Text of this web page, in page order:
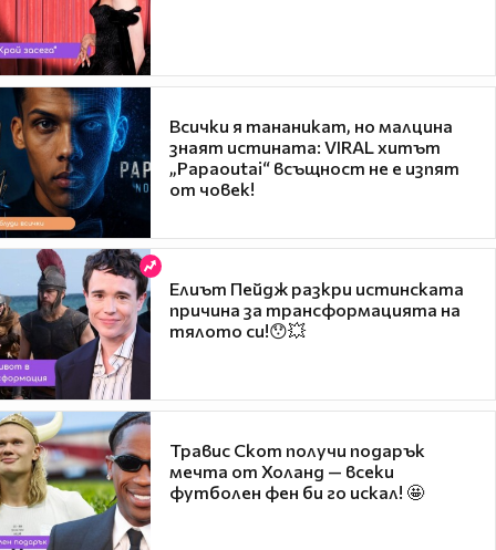
Всички я тананикат, но малцина
знаят истината: VIRAL хитът
„Papaoutai“ всъщност не е изпят
от човек!
Елиът Пейдж разкри истинската
причина за трансформацията на
тялото си!😯💥
Травис Скот получи подарък
мечта от Холанд — всеки
футболен фен би го искал! 🤩